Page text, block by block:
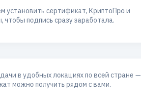
установить сертификат, КриптоПро и
чтобы подпись сразу заработала.
в удобных локациях по всей стране —
можно получить рядом с вами.